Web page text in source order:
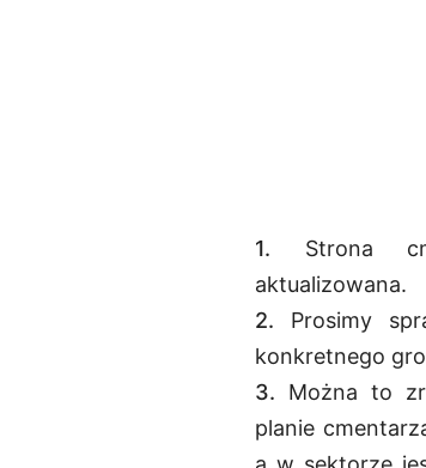
1. Strona
aktualizowana.
2. Prosimy
konkretnego
3. Można to
planie